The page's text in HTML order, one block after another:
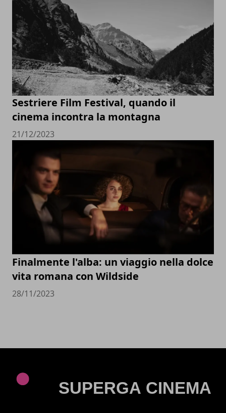
Sestriere Film Festival, quando il
cinema incontra la montagna
21/12/2023
Finalmente l'alba: un viaggio nella dolce
vita romana con Wildside
28/11/2023